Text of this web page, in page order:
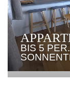
BIS 5